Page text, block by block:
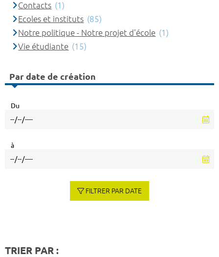
Contacts (1)
Ecoles et instituts (85)
Notre politique - Notre projet d'école (1)
Vie étudiante (15)
Par date de création
Du
à
FILTRER PAR DATE
TRIER PAR :